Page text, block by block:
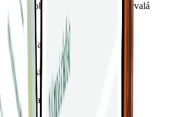
dobíjení, limity, dočasná i trvalá
s Mastercard BusinessCard
Assistent
v Praze, Bratislavě a Vídni